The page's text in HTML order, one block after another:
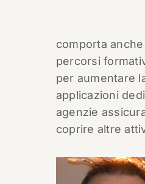
comporta
percorsi
per aumentare
applicazioni
agenzie
coprire altre